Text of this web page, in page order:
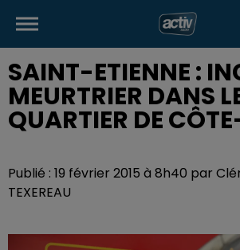
SAINT-ETIENNE :
MEURTRIER DANS
QUARTIER DE
Publié : 19 février 2015 à 8h40 par
TEXEREAU